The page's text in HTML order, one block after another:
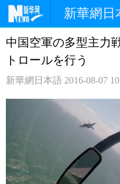
新華網日
ホームページ
観光
中国空軍の多型主力
トロールを行う
新華網日本語 2016-08-07